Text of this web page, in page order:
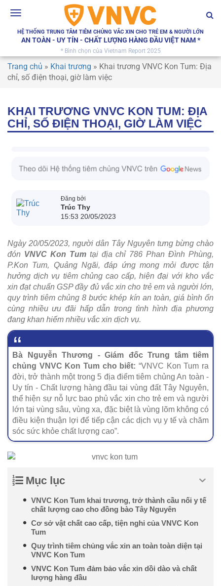
Toggle
HỆ THỐNG TRUNG TÂM TIÊM CHỦNG VẮC XIN CHO TRẺ EM & NGƯỜI LỚN
AN TOÀN - UY TÍN - CHẤT LƯỢNG HÀNG ĐẦU VIỆT NAM *
* Bình chọn của Vietnam Report 2025
Trang chủ » Khai trương » Khai trương VNVC Kon Tum: Địa
chỉ, số điện thoại, giờ làm việc
KHAI TRƯƠNG VNVC KON TUM: ĐỊA
CHỈ, SỐ ĐIỆN THOẠI, GIỜ LÀM VIỆC
Đăng bởi
Trúc Thy
15:53 20/05/2023
Ngày 20/05/2023, người dân Tây Nguyên tưng bừng chào
đón VNVC Kon Tumtại địa chỉ 786 Phan Đình Phùng,
P.Kon Tum, Quảng Ngãi, đáp ứng mong mỏi được tận
hưởng dịch vụ tiêm chủng cao cấp, hiện đại với kho vắc
xin đạt chuẩn GSP đầy đủ vắc xin cho trẻ em và người lớn,
quy trình tiêm chủng 8 bước khép kín an toàn, giá bình ổn
cùng nhiều ưu đãi hấp dẫn trong tình hình địa phương
đang khan hiếm nhiều vắc xin dịch vụ.
Bà Nguyễn Thương - Giám đốc Trung tâm tiêm
chủng VNVC Kon Tum cho biết: “VNVC Kon Tum ra
đời, trở thành một trong 5 địa điểm tiêm chủng An toàn -
Uy tín - Chất lượng hàng đầu tại vùng đất Tây Nguyên,
thể hiện sự nỗ lực bao phủ vắc xin cho trẻ em và người
lớn tại vùng sâu, vùng xa, đặc biệt là vùng lõm không có
điều kiện thuận lợi để tiếp cận các dịch vụ y tế và chăm
sóc sức khỏe chất lượng cao”.
Mục lục
VNVC Kon Tum khai trương, trở thành cầu nối y tế
chất lượng cao cho đồng bào Tây Nguyên
Cơ sở vật chất cao cấp, tiện nghi của VNVC Kon
Tum
Quy trình tiêm chủng vắc xin an toàn toàn diện tại
VNVC Kon Tum
VNVC Kon Tum đảm bảo vắc xin dồi dào và chất
lượng hàng đầu